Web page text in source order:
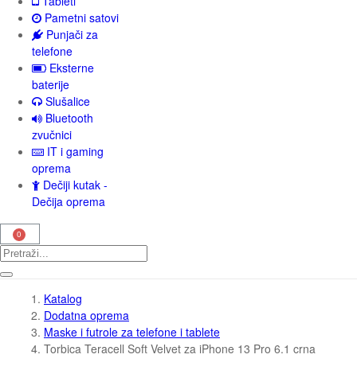
Pametni satovi
Punjači za
telefone
Eksterne
baterije
Slušalice
Bluetooth
zvučnici
IT i gaming
oprema
Dečiji kutak -
Dečija oprema
Katalog
Dodatna oprema
Maske i futrole za telefone i tablete
Torbica Teracell Soft Velvet za iPhone 13 Pro 6.1 crna